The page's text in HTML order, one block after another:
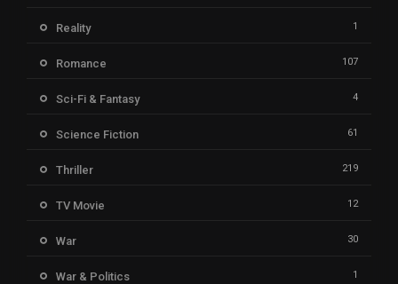
Reality 1
Romance 107
Sci-Fi & Fantasy 4
Science Fiction 61
Thriller 219
TV Movie 12
War 30
War & Politics 1